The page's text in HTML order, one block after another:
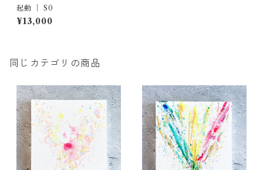
起動 ｜ S0
¥13,000
同じカテゴリの商品